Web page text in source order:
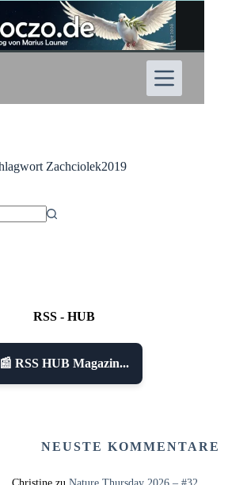
Zachciolek2019
RSS - HUB
📰 RSS HUB Magazin...
NEUSTE KOMMENTARE